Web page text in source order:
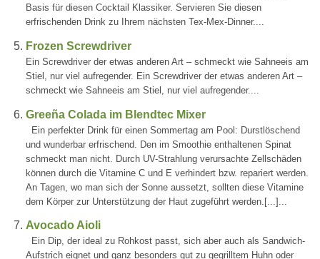
Basis für diesen Cocktail Klassiker. Servieren Sie diesen
erfrischenden Drink zu Ihrem nächsten Tex-Mex-Dinner....
Frozen Screwdriver
Ein Screwdriver der etwas anderen Art – schmeckt wie Sahneeis am
Stiel, nur viel aufregender. Ein Screwdriver der etwas anderen Art –
schmeckt wie Sahneeis am Stiel, nur viel aufregender....
Greeña Colada im Blendtec Mixer
Ein perfekter Drink für einen Sommertag am Pool: Durstlöschend
und wunderbar erfrischend. Den im Smoothie enthaltenen Spinat
schmeckt man nicht. Durch UV-Strahlung verursachte Zellschäden
können durch die Vitamine C und E verhindert bzw. repariert werden.
An Tagen, wo man sich der Sonne aussetzt, sollten diese Vitamine
dem Körper zur Unterstützung der Haut zugeführt werden.[...]...
Avocado Aioli
Ein Dip, der ideal zu Rohkost passt, sich aber auch als Sandwich-
Aufstrich eignet und ganz besonders gut zu gegrilltem Huhn oder